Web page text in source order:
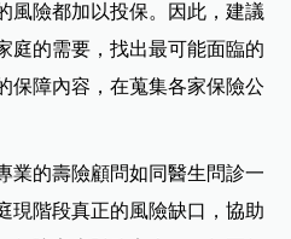
風險都加以投保。因此，建議
庭的需要，找出最可能面臨的
保障內容，在蒐集各家保險公
業的壽險顧問如同醫生問診一
現階段真正的風險缺口，協助